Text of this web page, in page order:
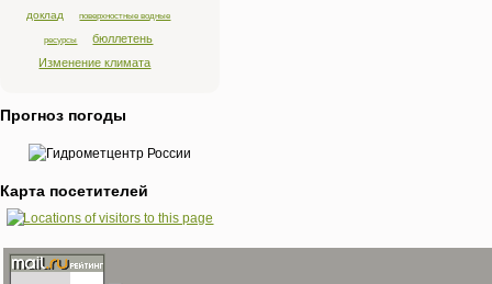
доклад
поверхностные водные
ресурсы
бюллетень
Изменение климата
Прогноз погоды
Карта посетителей